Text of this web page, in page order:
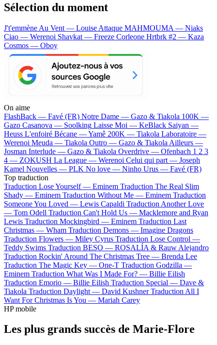
Sélection du moment
J't'emmène Au Vent — Louise Attaque MAHMOUMA — Niaks
Ciao — Werenoi Shavkat — Freeze Corleone Hrtbrk #2 — Kaza
Cosmos — Oboy
On aime
FlashBack — Favé (FR) Notre Dame — Gazo & Tiakola 100K —
Gazo Casanova — Soolking Laisse Moi — KeBlack Saiyan —
Heuss L'enfoiré Bécane —Yamê 200K — Tiakola Laboratoire —
Werenoi Meuda — Tiakola Outro — Gazo & Tiakola Ailleurs —
Josman Interlude — Gazo & Tiakola Overdrive — Ofenbach 1 2 3
4 — ZOKUSH La League — Werenoi Celui qui part — Joseph
Kamel Nouvelles — PLK No love — Ninho Urus — Favé (FR)
Top traduction
Traduction Lose Yourself — Eminem Traduction The Real Slim
Shady — Eminem Traduction Without Me — Eminem Traduction
Someone You Loved — Lewis Capaldi Traduction Another Love
— Tom Odell Traduction Can't Hold Us — Macklemore and Ryan
Lewis Traduction Mockingbird — Eminem Traduction Last
Christmas — Wham Traduction Demons — Imagine Dragons
Traduction Flowers — Miley Cyrus Traduction Lose Control —
Teddy Swims Traduction BESO — ROSALÍA & Rauw Alejandro
Traduction Rockin' Around The Christmas Tree — Brenda Lee
Traduction The Magic Key — One-T Traduction Godzilla —
Eminem Traduction What Was I Made For? — Billie Eilish
Traduction Emorio — Billie Eilish Traduction Special — Dave &
Tiakola Traduction Daylight — David Kushner Traduction All I
Want For Christmas Is You — Mariah Carey
HP mobile
Les plus grands succès de Marie-Flore